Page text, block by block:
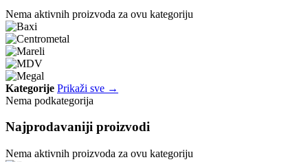
Nema aktivnih proizvoda za ovu kategoriju
Kategorije Prikaži sve →
Nema podkategorija
Najprodavaniji proizvodi
Nema aktivnih proizvoda za ovu kategoriju